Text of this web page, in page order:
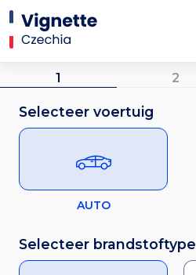
1 2
Selecteer voertuig
AUTO
Selecteer brandstoftype